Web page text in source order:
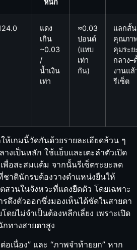
แดง
เกิน
~0.03
/
น้ำเงิน
เท่า
≈0.03
ปอนด์
(แทบ
เท่า
กัน)
แลกสั้น
คุณภา
คุมระย
กลาง–
งานแล้
รีเซ็ต
เกมนี้วัดกันด้วยรายละเอียดล้วน ๆ
งเป็นหลัก ใช้แย็บและเตะลำตัวเปิด
พื่อสะสมแต้ม จากนั้นรีเซ็ตระยะลด
าตินักรบต้องวางตำแหน่งยืนให้
สวนในจังหวะที่แดงยืดตัว โดยเฉพาะ
ดึงตัวออกซึ่งมองเห็นได้ชัดในสายตา
ยไม่จำเป็นต้องหลีกเลี่ยง เพราะเปิด
ทางสายตาสูง
เนื่อง” และ “ภาพจำท้ายยก” หาก